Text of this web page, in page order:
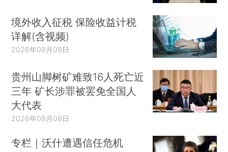
境外收入征税 保险收益计税
详解(含视频)
2026年08月08日
贵州山脚树矿难致16人死亡近
三年 矿长涉罪被罢免全国人
大代表
2026年08月08日
专栏｜沃什遭遇信任危机